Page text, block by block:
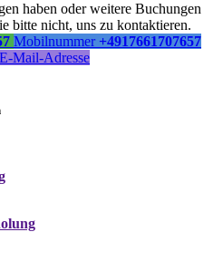
haben oder weitere Buchungen
bitte nicht, uns zu kontaktieren.
Mobilnummer +4917661707657
E-Mail-Adresse